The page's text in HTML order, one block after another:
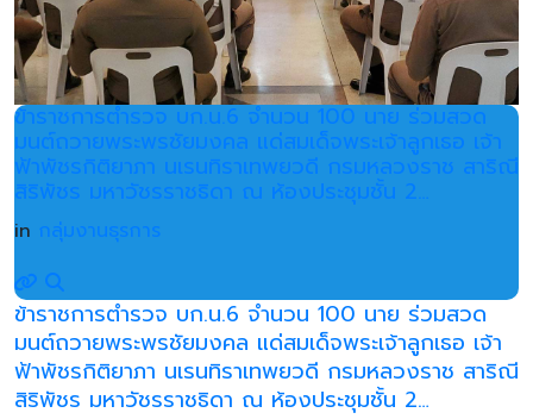
ข้าราชการตำรวจ บก.น.6 จำนวน 100 นาย ร่วมสวด
มนต์ถวายพระพรชัยมงคล แด่สมเด็จพระเจ้าลูกเธอ เจ้า
ฟ้าพัชรกิติยาภา นเรนทิราเทพยวดี กรมหลวงราช สาริณี
สิริพัชร มหาวัชรราชธิดา ณ ห้องประชุมชั้น 2…
in กลุ่มงานธุรการ
ข้าราชการตำรวจ บก.น.6 จำนวน 100 นาย ร่วมสวด
มนต์ถวายพระพรชัยมงคล แด่สมเด็จพระเจ้าลูกเธอ เจ้า
ฟ้าพัชรกิติยาภา นเรนทิราเทพยวดี กรมหลวงราช สาริณี
สิริพัชร มหาวัชรราชธิดา ณ ห้องประชุมชั้น 2…